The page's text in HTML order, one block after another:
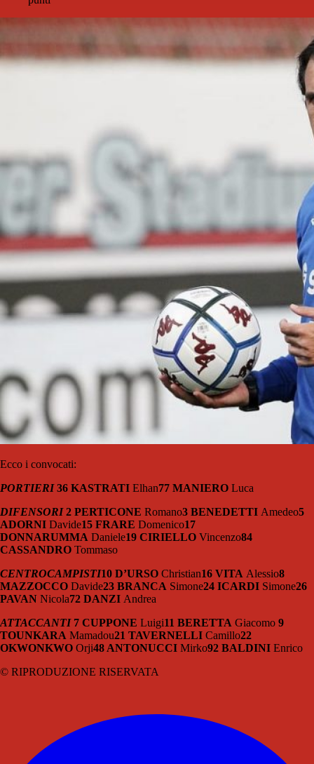
Ecco i convocati:
PORTIERI36 KASTRATI Elhan77 MANIERO Luca
DIFENSORI2 PERTICONE Romano3 BENEDETTI Amedeo5
ADORNI Davide15 FRARE Domenico17
DONNARUMMA Daniele19 CIRIELLO Vincenzo84
CASSANDRO Tommaso
CENTROCAMPISTI10 D’URSO Christian16 VITA Alessio8
MAZZOCCO Davide23 BRANCA Simone24 ICARDI Simone26
PAVAN Nicola72 DANZI Andrea
ATTACCANTI 7 CUPPONE Luigi11 BERETTA Giacomo 9
TOUNKARA Mamadou21 TAVERNELLI Camillo22
OKWONKWO Orji48 ANTONUCCI Mirko92 BALDINI Enrico
© RIPRODUZIONE RISERVATA